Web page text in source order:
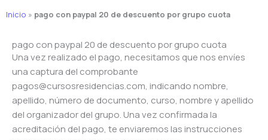
Inicio » pago con paypal 20 de descuento por grupo cuota
pago con paypal 20 de descuento por grupo cuota
Una vez realizado el pago, necesitamos que nos envíes
una captura del comprobante
pagos@cursosresidencias.com, indicando nombre,
apellido, número de documento, curso, nombre y apellido
del organizador del grupo. Una vez confirmada la
acreditación del pago, te enviaremos las instrucciones